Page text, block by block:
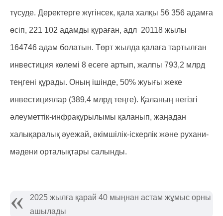
түсуде. Деректерге жүгінсек, қала халқы 56 356 адамға
өсіп, 221 102 адамды құраған, адл 20118 жылы
164746 адам болатын. Төрт жылда қалаға тартылған
инвестиция көлемі 8 есеге артып, жалпы 793,2 млрд
теңгені құрады. Оның ішінде, 50% жуығы жеке
инвестициялар (389,4 млрд теңге). Қаланың негізгі
әлеуметтік-инфрақұрылымы қаланып, жаңадан
халықаралық әуежай, әкімшілік-іскерлік және рухани-
мәдени орталықтары салынды.
2025 жылға қарай 40 мыңнан астам жұмыс орны
ашылады